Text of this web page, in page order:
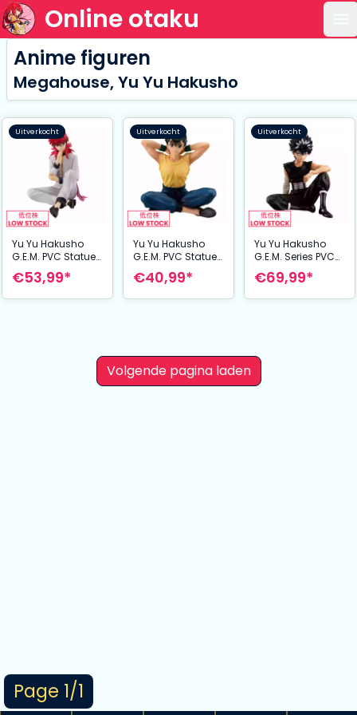
Online otaku
Page 1/1
Anime figuren
Megahouse, Yu Yu Hakusho
Uitverkocht
Yu Yu Hakusho
G.E.M. PVC Statue
Kurama Palm Size
9 cm
€53,99*
Uitverkocht
Yu Yu Hakusho
G.E.M. PVC Statue
Yusuke Urameshi
Palm Size 9 cm
€40,99*
Uitverkocht
Yu Yu Hakusho
G.E.M. Series PVC
Statue Rangiku
Hiei Palm Size 9
€69,99*
Volgende pagina laden